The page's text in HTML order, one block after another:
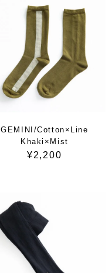
GEMINI/Cotton×Line
Khaki×Mist
¥2,200